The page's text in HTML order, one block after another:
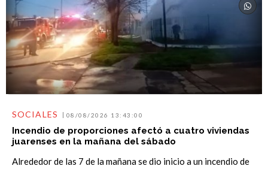
SOCIALES 08/08/2026 13:43:00
Incendio de proporciones afectó a cuatro viviendas
juarenses en la mañana del sábado
Alrededor de las 7 de la mañana se dio inicio a un incendio de